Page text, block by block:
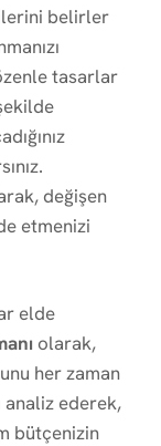
belirler
tasarlar
değişen
etmenizi
elde
olarak,
her zaman
analiz ederek,
bütçenizin